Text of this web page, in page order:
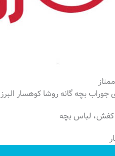
جوراب بچه گانه روشا کوهسار البرز
لباس بچه